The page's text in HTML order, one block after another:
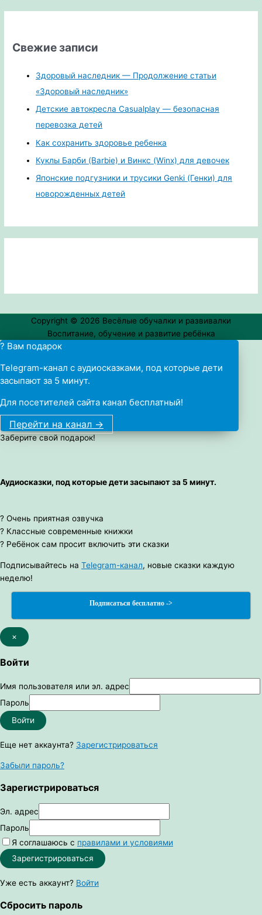
Свежие записи
Здоровый наследник — Продолжение статьи
«Здоровый наследник»
Детские автокресла Casualplay — безопасная
перевозка детей
Как сохранить здоровье ребенка
Куклы Барби (Barbie) и Винкс (Winx) для девочек
Японские подгузники и трусики Genki (Генки) для
новорожденных детей
Copyright © 2026 Весёлые обучалки и развивалки
Воспитание, обучение и развитие ребёнка
? Вам подарок
Telegram-канал с аудиосказками, под которые дети
засыпают за 5 минут.
Для посетителей сайта канал бесплатный!
Перейти на канал ->
Заберите свой подарок!
Аудиосказки, под которые дети засыпают за 5 минут.
? Очень приятная озвучка
? Классные современные книжки
? Ребёнок сам просит включить эти сказки
Подписывайтесь на Telegram-канал, новые сказки каждую
неделю!
Подписаться бесплатно ->
×
Войти
Имя пользователя или эл. адрес
Пароль
Войти
Еще нет аккаунта? Зарегистрироваться
Забыли пароль?
Зарегистрироваться
Эл. адрес
Пароль
Я соглашаюсь с правилами и условиями
Зарегистрироваться
Уже есть аккаунт? Войти
Сбросить пароль